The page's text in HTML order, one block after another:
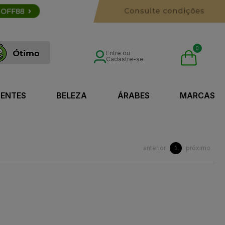
Entre ou
Cadastre-se
0
BELEZA ÁRABES MARCAS
anterior 1 próximo